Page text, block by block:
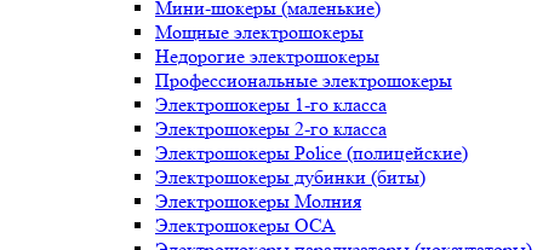
Мини-шокеры (маленькие)
Мощные электрошокеры
Недорогие электрошокеры
Профессиональные электрошокеры
Электрошокеры 1-го класса
Электрошокеры 2-го класса
Электрошокеры Police (полицейские)
Электрошокеры дубинки (биты)
Электрошокеры Молния
Электрошокеры ОСА